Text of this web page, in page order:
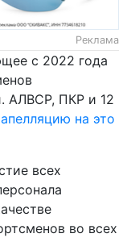
Реклама
с 2022 года
АЛВСР, ПКР и 12
на это
всех
во всех